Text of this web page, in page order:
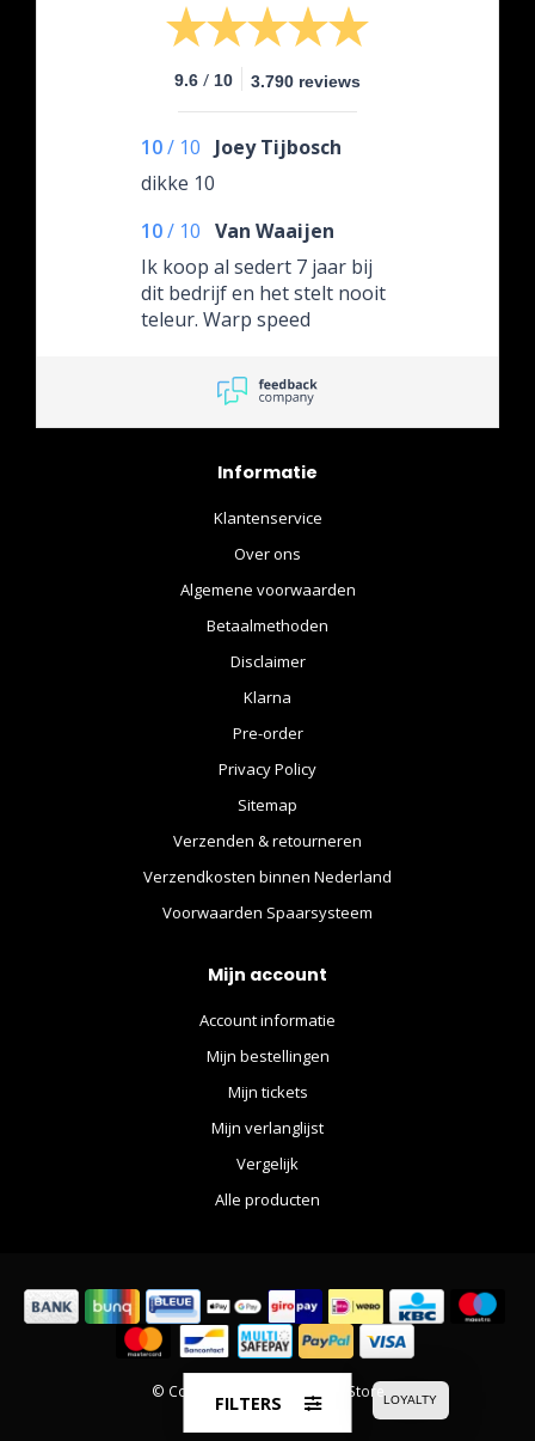
9.6 / 10 3.790 reviews
10/ 10
Joey Tijbosch
dikke 10
10/ 10 Van Waaijen
Ik koop al sedert 7 jaar bij
dit bedrijf en het stelt nooit
teleur. Warp speed
verpakking. En you get
what you buy. I Would
recommend.
Informatie
Klantenservice
Over ons
Algemene voorwaarden
Betaalmethoden
Disclaimer
Klarna
Pre-order
Privacy Policy
Sitemap
Verzenden & retourneren
Verzendkosten binnen Nederland
Voorwaarden Spaarsysteem
Mijn account
Account informatie
Mijn bestellingen
Mijn tickets
Mijn verlanglijst
Vergelijk
Alle producten
© Copyright 2026 The Movie Store
FILTERS LOYALTY